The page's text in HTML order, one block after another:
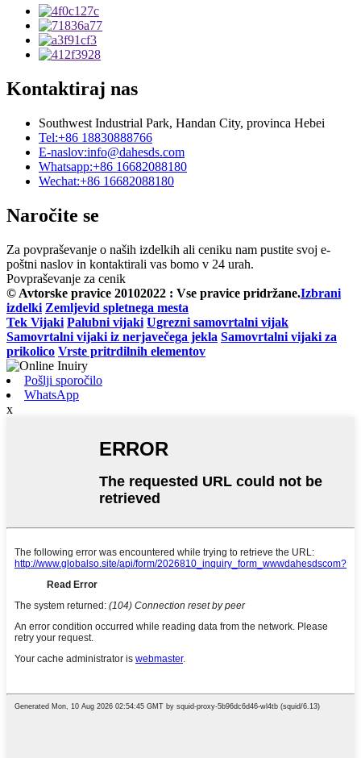
Kontaktiraj nas
Southwest Industrial Park, Handan City, provinca Hebei
Tel:+86 18830888766
E-naslov:info@dahesds.com
Whatsapp:+86 16682088180
Wechat:+86 16682088180
Naročite se
Za povpraševanje o naših izdelkih ali ceniku nam pustite svoj e-
poštni naslov in kontaktirali vas bomo v 24 urah.
Povpraševanje za cenik
© Avtorske pravice 20102022 : Vse pravice pridržane.Izbrani
izdelki Zemljevid spletnega mesta
Tek Vijaki Palubni vijaki Ugrezni samovrtalni vijak
Samovrtalni vijaki iz nerjavečega jekla Samovrtalni vijaki za
prikolico Vrste pritrdilnih elementov
Pošlji sporočilo
WhatsApp
x